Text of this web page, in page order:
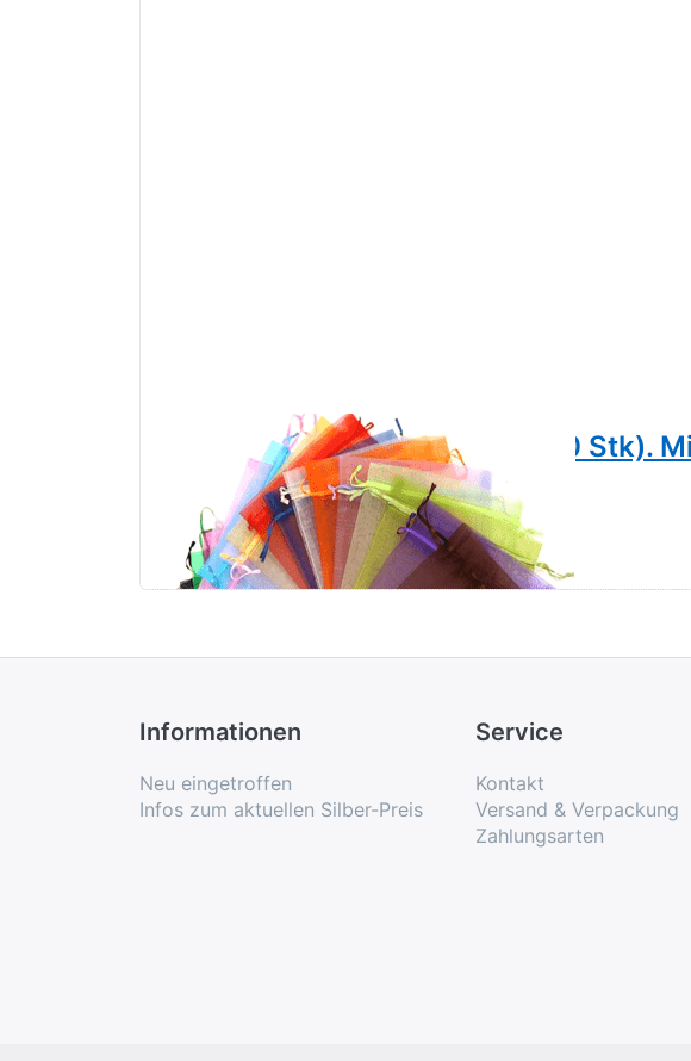
Organza 9x12cm (Spezial, 100 Stk).
Grösse
Informationen
Neu eingetroffen
Infos zum aktuellen Silber-Preis
Service
Kontakt
Versand & Verpackung
Zahlungsarten